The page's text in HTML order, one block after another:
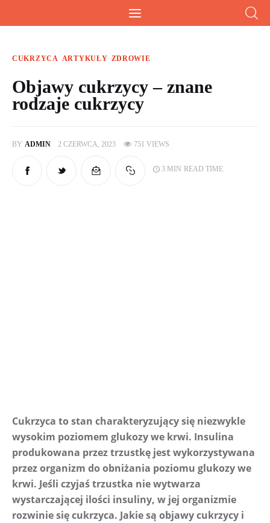
Home
CUKRZYCA ARTYKUŁY ZDROWIE
Objawy cukrzycy – znane
rodzaje cukrzycy
BY ADMIN 2 CZERWCA, 2023 751 VIEWS
3 MIN READ TIME
Cukrzyca to stan charakteryzujący się niezwykle
wysokim poziomem glukozy we krwi. Insulina
produkowana przez trzustkę jest wykorzystywana
przez organizm do obniżania poziomu glukozy we
krwi. Jeśli czyjaś trzustka nie wytwarza
wystarczającej ilości insuliny, w jej organizmie
rozwinie się cukrzyca. Jakie są objawy cukrzycy i